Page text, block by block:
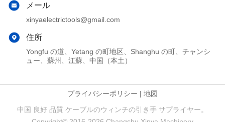
メール
xinyaelectrictools@gmail.com
住所
Yongfu の道、Yetang の町地区、Shanghu の町、チャンシ
ュー、蘇州、江蘇、中国（本土）
プライバシーポリシー | 地図
中国 良好 品質 ケーブルのウィンチの引き手 サプライヤー。